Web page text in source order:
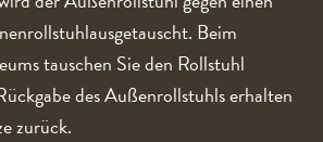
Beim
tauschen Sie den Rollstuhl
des Außenrollstuhls erhalten
zurück.